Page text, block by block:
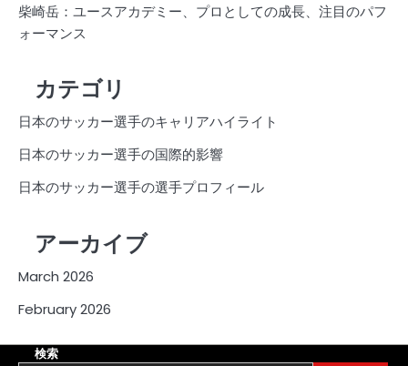
柴崎岳：ユースアカデミー、プロとしての成長、注目のパフ
ォーマンス
カテゴリ
日本のサッカー選手のキャリアハイライト
日本のサッカー選手の国際的影響
日本のサッカー選手の選手プロフィール
アーカイブ
March 2026
February 2026
検索